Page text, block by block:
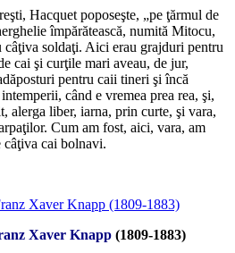
Hacquet poposeşte, „pe ţărmul de
împărătească, numită Mitocu,
câţiva soldaţi. Aici erau grajduri pentru
cai şi curţile mari aveau, de jur,
pentru caii tineri şi încă
când e vremea prea rea, şi,
alerga liber, iarna, prin curte, şi vara,
Cum am fost, aici, vara, am
câţiva cai bolnavi.
Xaver Knapp (1809-1883)